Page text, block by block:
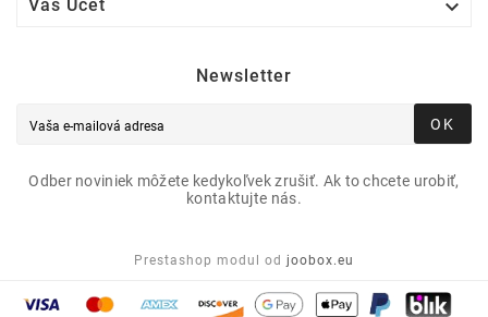
Váš Účet 
Newsletter
OK
Odber noviniek môžete kedykoľvek zrušiť. Ak to chcete urobiť,
kontaktujte nás.
Prestashop modul od joobox.eu